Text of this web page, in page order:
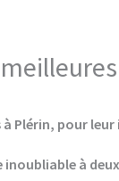
Plérin, pour
à